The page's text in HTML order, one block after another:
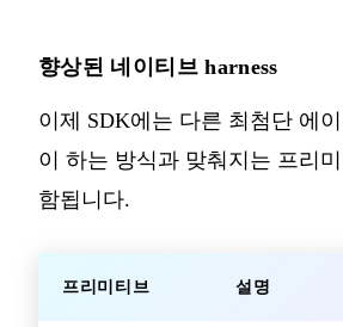
향상된 네이티브 harness
이제 SDK에는 다른 최첨단 에
이 하는 방식과 맞춰지는 프리
함됩니다.
프리미티브 설명